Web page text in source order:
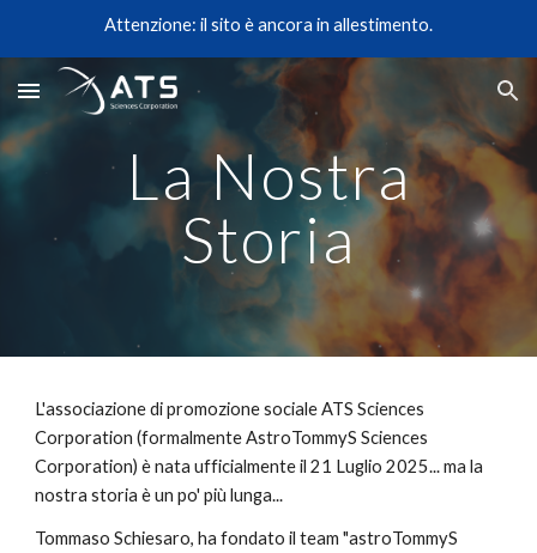
Attenzione: il sito è ancora in allestimento.
La Nostra
Storia
L'associazione di promozione sociale ATS Sciences
Corporation (formalmente AstroTommyS Sciences
Corporation) è nata ufficialmente il 21 Luglio 2025... ma la
nostra storia è un po' più lunga...
Tommaso Schiesaro, ha fondato il team "astroTommyS